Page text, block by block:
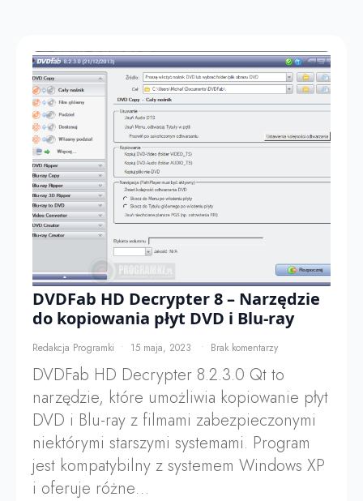
DVDFab HD Decrypter 8 – Narzędzie
do kopiowania płyt DVD i Blu-ray
Redakcja Programki 15 maja, 2023 Brak komentarzy
DVDFab HD Decrypter 8.2.3.0 Qt to
narzędzie, które umożliwia kopiowanie płyt
DVD i Blu-ray z filmami zabezpieczonymi
niektórymi starszymi systemami. Program
jest kompatybilny z systemem Windows XP
i oferuje różne…